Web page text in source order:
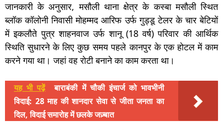
जानकारी के अनुसार, मसौली थाना क्षेत्र के कस्बा मसौली स्थित
ब्लॉक कॉलोनी निवासी मोहम्मद आरिफ उर्फ गुड्डू टेलर के चार बेटियों
में इकलौते पुत्र शाहनवाज उर्फ शानू (18 वर्ष) परिवार की आर्थिक
स्थिति सुधारने के लिए कुछ समय पहले कानपुर के एक होटल में काम
करने गया था। जहां वह रोटी बनाने का काम करता था।
यह भी पढ़ें
बाराबंकी में चौकी इंचार्ज को भावभीनी
विदाई: 28 माह की शानदार सेवा से जीता जनता का
दिल, विदाई समारोह में छलके जज़्बात